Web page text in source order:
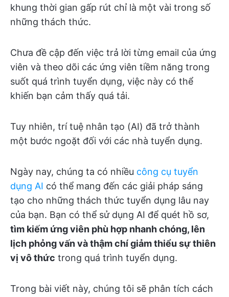
khung thời gian gấp rút chỉ là một vài trong số
những thách thức.
Chưa đề cập đến việc trả lời từng email của ứng
viên và theo dõi các ứng viên tiềm năng trong
suốt quá trình tuyển dụng, việc này có thể
khiến bạn cảm thấy quá tải.
Tuy nhiên, trí tuệ nhân tạo (AI) đã trở thành
một bước ngoặt đối với các nhà tuyển dụng.
Ngày nay, chúng ta có nhiều công cụ tuyển
dụng AI có thể mang đến các giải pháp sáng
tạo cho những thách thức tuyển dụng lâu nay
của bạn. Bạn có thể sử dụng AI để quét hồ sơ,
tìm kiếm ứng viên phù hợp nhanh chóng, lên
lịch phỏng vấn và thậm chí giảm thiểu sự thiên
vị vô thức trong quá trình tuyển dụng.
Trong bài viết này, chúng tôi sẽ phân tích cách